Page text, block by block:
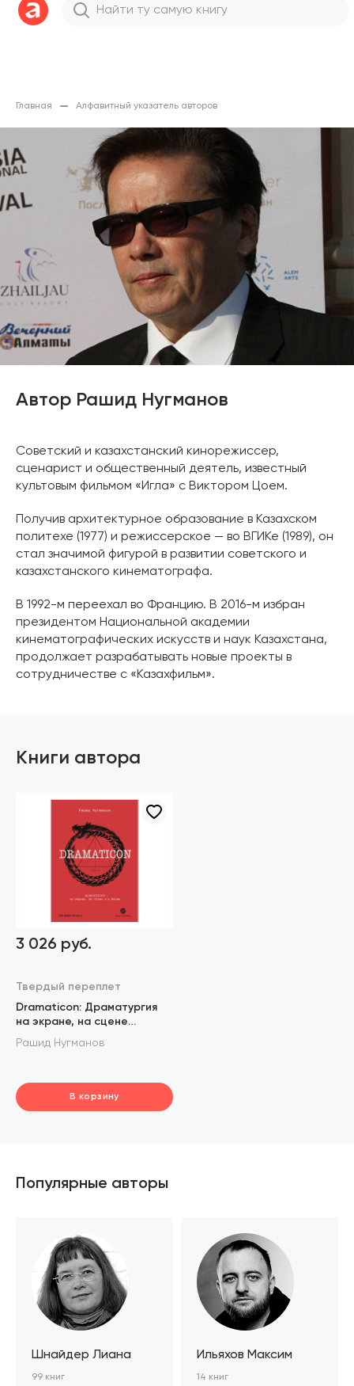
Главная Алфавитный указатель авторов
Автор Рашид Нугманов
Советский и казахстанский кинорежиссер,
сценарист и общественный деятель, известный
культовым фильмом «Игла» с Виктором Цоем.
Получив архитектурное образование в Казахском
политехе (1977) и режиссерское — во ВГИКе (1989), он
стал значимой фигурой в развитии советского и
казахстанского кинематографа.
В 1992-м переехал во Францию. В 2016-м избран
президентом Национальной академии
кинематографических искусств и наук Казахстана,
продолжает разрабатывать новые проекты в
сотрудничестве с «Казахфильм».
Книги автора
3 026 руб.
Твердый переплет
Dramaticon: Драматургия
на экране, на сцене
и в жизни
Рашид Нугманов
В корзину
Популярные авторы
Шнайдер Лиана
99 книг
Ильяхов Максим
14 книг